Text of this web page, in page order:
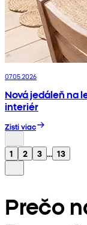
07.05.2026
Nová jedáleň na
interiér
Zisti viac
1 2 3 ... 13
Prečo